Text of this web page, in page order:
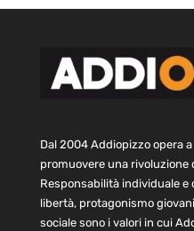
Dal 2004 Addiopizzo opera
promuovere una rivoluzione
Responsabilità individuale
libertà, protagonismo
sociale sono i valori in cui